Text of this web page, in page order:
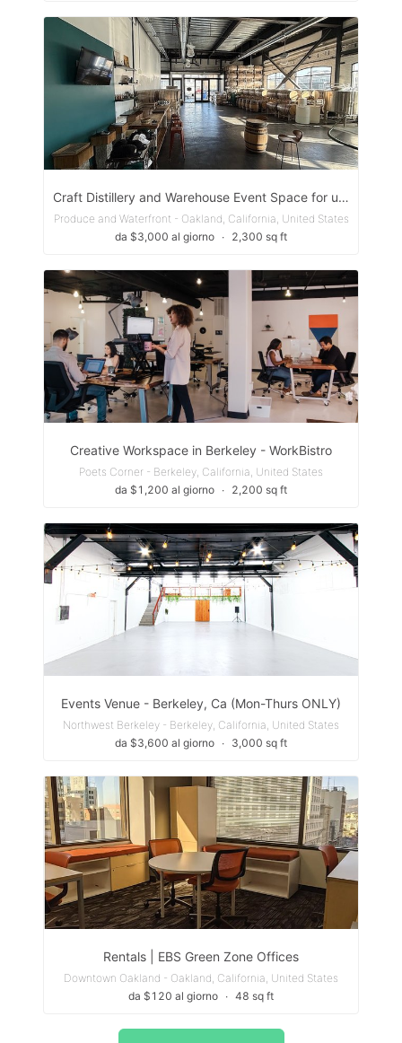
Craft Distillery and Warehouse Event Space for up to 75 Guests in Oakland
Produce and Waterfront - Oakland, California, United States
da $3,000 al giorno ∙ 2,300 sq ft
Creative Workspace in Berkeley - WorkBistro
Poets Corner - Berkeley, California, United States
da $1,200 al giorno ∙ 2,200 sq ft
Events Venue - Berkeley, Ca (Mon-Thurs ONLY)
Northwest Berkeley - Berkeley, California, United States
da $3,600 al giorno ∙ 3,000 sq ft
Rentals | EBS Green Zone Offices
Downtown Oakland - Oakland, California, United States
da $120 al giorno ∙ 48 sq ft